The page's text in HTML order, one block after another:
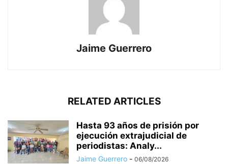
Jaime Guerrero
RELATED ARTICLES
Hasta 93 años de prisión por
ejecución extrajudicial de
periodistas: Analy...
Jaime Guerrero - 06/08/2026